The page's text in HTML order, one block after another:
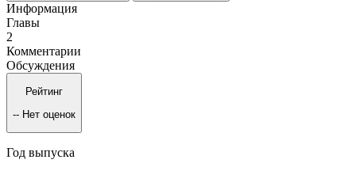
Информация
Главы
2
Комментарии
Обсуждения
Рейтинг
-- Нет оценок
Год выпуска